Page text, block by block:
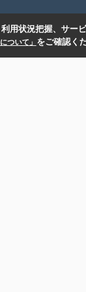
用状況把握、サー
ついて」 をご確認く